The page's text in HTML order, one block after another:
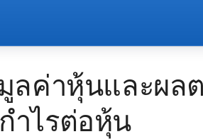
ลค่าหุ้นและผล
ำไรต่อหุ้น